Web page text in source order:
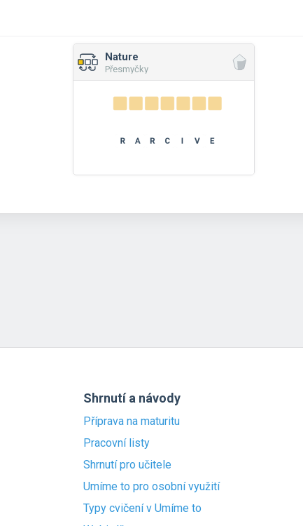
Nature
Přesmyčky
Shrnutí a návody
Příprava na maturitu
Pracovní listy
Shrnutí pro učitele
Umíme to pro osobní využití
Typy cvičení v Umíme to